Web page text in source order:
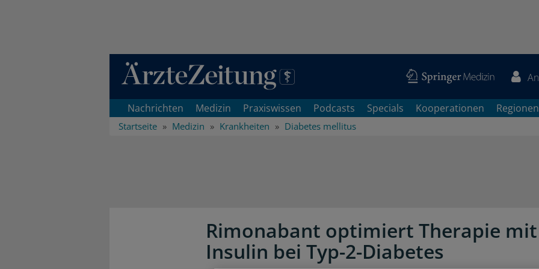
Direkt zum Inhaltsbereich
Nachrichten Medizin Praxiswissen Podcasts Specials Kooperationen Regionen
Startseite Medizin Krankheiten Diabetes mellitus
Rimonabant optimiert Therapie mit
Insulin bei Typ-2-Diabetes